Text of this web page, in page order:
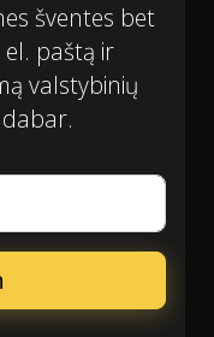
šventes bet
el. paštą ir
valstybinių